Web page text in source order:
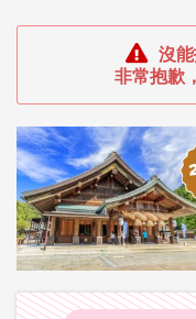
沒
非常抱歉